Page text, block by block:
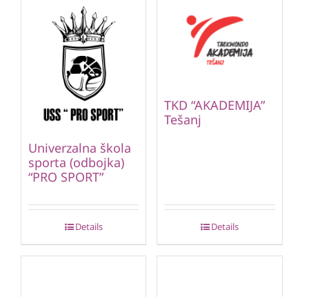
Univerzalna škola
sporta (odbojka)
“PRO SPORT”
Details
TKD “AKADEMIJA”
Tešanj
Details